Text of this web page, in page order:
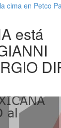
cima en Petco
está